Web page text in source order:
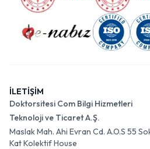
İLETİŞİM
Doktorsitesi Com Bilgi Hizmetleri
Teknoloji ve Ticaret A.Ş.
Maslak Mah. Ahi Evran Cd. A.O.S 55
Kat Kolektif House